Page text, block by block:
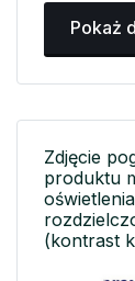
Pokaż
Zdjęcie
produktu
(kontrast